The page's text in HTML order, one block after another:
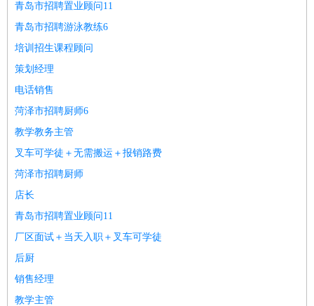
青岛市招聘置业顾问11
青岛市招聘游泳教练6
培训招生课程顾问
策划经理
电话销售
菏泽市招聘厨师6
教学教务主管
叉车可学徒＋无需搬运＋报销路费
菏泽市招聘厨师
店长
青岛市招聘置业顾问11
厂区面试＋当天入职＋叉车可学徒
后厨
销售经理
教学主管